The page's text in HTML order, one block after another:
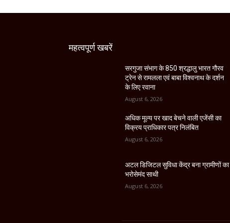
महत्वपूर्ण खबरें
सरगुजा संभाग के 850 श्रद्धालु भारत गौरव
ट्रेन से रामलला एवं बाबा विश्वनाथ के दर्शन
के लिए रवाना
August 6, 2026
अधिक मूल्य पर खाद बेचने वाली एजेंसी का
विक्रय प्राधिकार पत्र निलंबित
August 6, 2026
अटल डिजिटल सुविधा केंद्र बना ग्रामीणों का
भरोसेमंद साथी
August 6, 2026